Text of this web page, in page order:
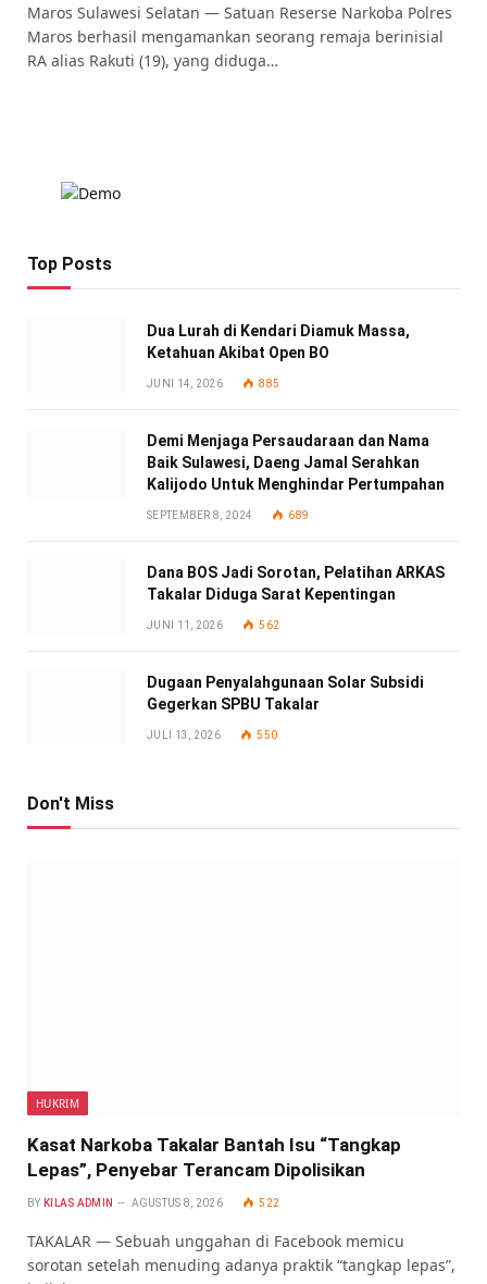
Maros Sulawesi Selatan — Satuan Reserse Narkoba Polres
Maros berhasil mengamankan seorang remaja berinisial
RA alias Rakuti (19), yang diduga…
Top Posts
Dua Lurah di Kendari Diamuk Massa,
Ketahuan Akibat Open BO
JUNI 14, 2026 885
Demi Menjaga Persaudaraan dan Nama
Baik Sulawesi, Daeng Jamal Serahkan
Kalijodo Untuk Menghindar Pertumpahan
SEPTEMBER 8, 2024 689
Dana BOS Jadi Sorotan, Pelatihan ARKAS
Takalar Diduga Sarat Kepentingan
JUNI 11, 2026 562
Dugaan Penyalahgunaan Solar Subsidi
Gegerkan SPBU Takalar
JULI 13, 2026 550
Don't Miss
HUKRIM
Kasat Narkoba Takalar Bantah Isu “Tangkap
Lepas”, Penyebar Terancam Dipolisikan
BY KILAS ADMIN AGUSTUS 8, 2026 522
TAKALAR — Sebuah unggahan di Facebook memicu
sorotan setelah menuding adanya praktik “tangkap lepas”,